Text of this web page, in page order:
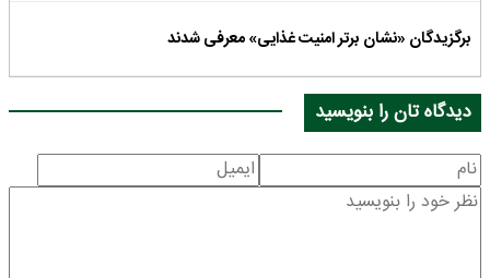
برگزیدگان «نشان برتر امنیت غذایی» معرفی شدند
دیدگاه تان را بنویسید